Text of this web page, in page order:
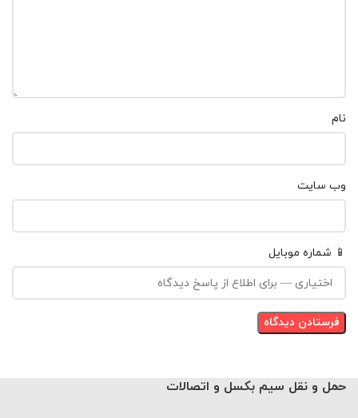
نام
وب‌ سایت
📱 شماره موبایل
حمل و نقل سیم بکسل و اتصالات